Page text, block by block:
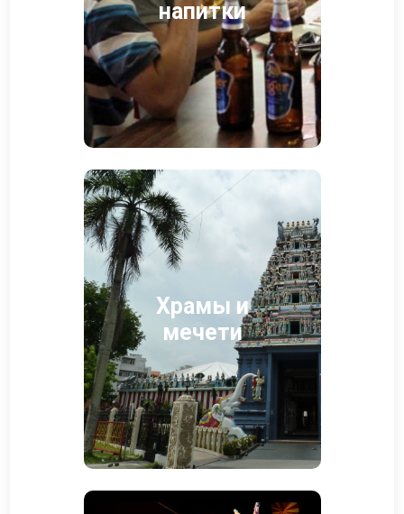
напитки
Храмы и
мечети